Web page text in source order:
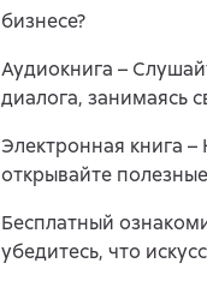
бизнесе?
Аудиокнига –
диалога, занимаясь
Электронная книга
открывайте
Бесплатный
убедитесь, что